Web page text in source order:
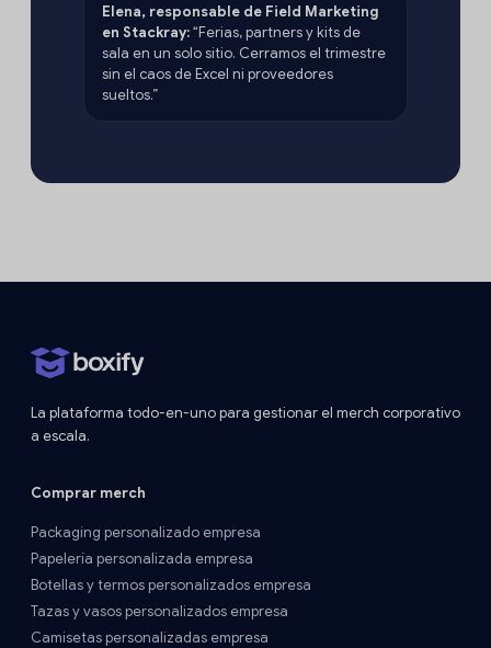
Elena, responsable de Field Marketing
en Stackray:“Ferias, partners y kits de
sala en un solo sitio. Cerramos el trimestre
sin el caos de Excel ni proveedores
sueltos.”
La plataforma todo-en-uno para gestionar el merch corporativo
a escala.
Comprar merch
Packaging personalizado empresa
Papelería personalizada empresa
Botellas y termos personalizados empresa
Tazas y vasos personalizados empresa
Camisetas personalizadas empresa